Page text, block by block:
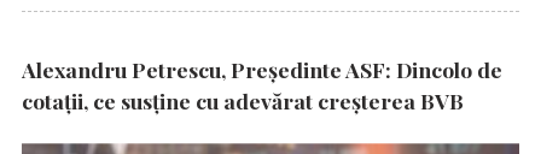
Alexandru Petrescu, Președinte ASF: Dincolo de
cotații, ce susține cu adevărat creșterea BVB